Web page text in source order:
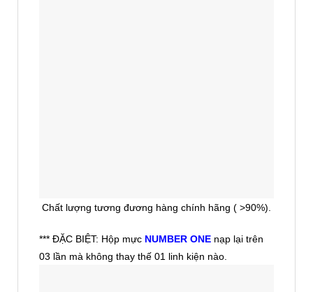
Chất lượng tương đương hàng chính hãng ( >90%).
*** ĐẶC BIỆT: Hộp mực NUMBER ONE nạp lại trên
03 lần mà không thay thế 01 linh kiện nào.